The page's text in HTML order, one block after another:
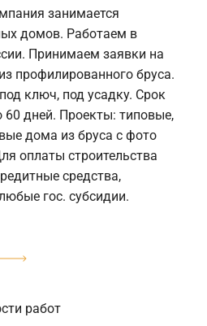
занимается
домов. Работаем в
Принимаем заявки на
профилированного бруса.
ключ, под усадку. Срок
60 дней. Проекты: типовые,
дома из бруса с фото
оплаты строительства
средства,
гос. субсидии.
работ